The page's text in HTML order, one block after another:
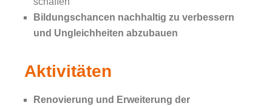
Bildungschancen nachhaltig zu verbessern
und Ungleichheiten abzubauen
Aktivitäten
Renovierung und Erweiterung der